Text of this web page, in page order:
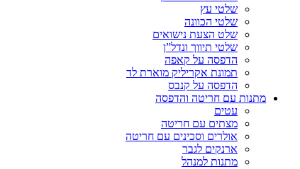
שלטי עץ
שלטי הכוונה
שלט הצעת נישואים
שלטי תיווך ונדל”ן
הדפסה על קאפה
תמונת אקריליק מוארת לד
הדפסה על קנבס
מתנות עם חריטה והדפסה
עטים
מצתים עם חריטה
אולרים וסכינים עם חריטה
ארנקים לגבר
מתנות למנהל